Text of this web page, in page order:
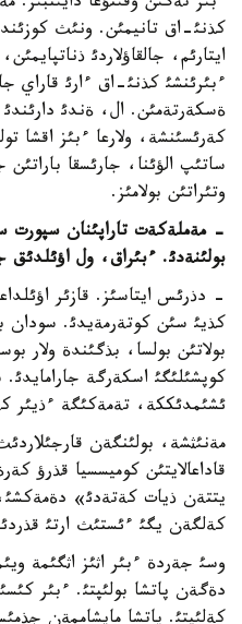
كذنئ-اق تانيمئن. ونئث
ايتارئم، جالقاؤلاردئ
ءبئرئنشئ كذنئ-اق ءارئ قاراي
ةسكةرتةمئن. ال، ةندئ دارئندئ
كةرئسئنشة، ولارعا ءبئز اقشا
ساتئپ الؤئنا، جارئسقا
وتئراتئن بولامئز.
- مةملةكةت تاراپئنان سپورت
بولئنةدئ. ءبئراق، ول
- دذرئس ايتاسئز. قازئر
كذيئ سئن كوتةرمةيدئ. سودان
بولاتئن بولسا، بذگئندة ولار
كوپشئلئگئ اسكةرگة
ئشئمدئككة، تةمةكئگة ءذيئر
مةنئثشة، بولئنگةن
قاداعالايتئن كوميسسيا قذرؤ
يتتةن ذيات كةتةدئ»
كةلگةن يگئ ءئستئث ارتئ
وسئ جةردة ءبئر اثئز اثگئمة
دةگةن پاتشا بولئپتئ. ءبئر